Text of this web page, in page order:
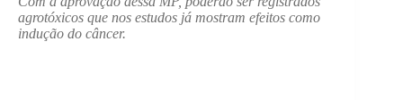
agrotóxicos que nos estudos já mostram efeitos como
indução do câncer.